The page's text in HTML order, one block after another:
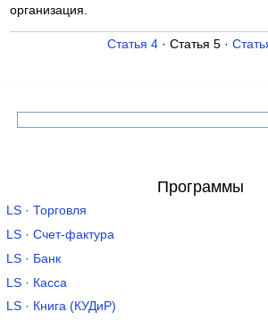
организация.
Статья 4· Статья 5 ·
Программы
LS · Торговля
LS · Счет-фактура
LS · Банк
LS · Касса
LS · Книга (КУДиР)